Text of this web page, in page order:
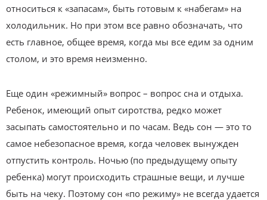
относиться к «запасам», быть готовым к «набегам» на
холодильник. Но при этом все равно обозначать, что
есть главное, общее время, когда мы все едим за одним
столом, и это время неизменно.
Еще один «режимный» вопрос – вопрос сна и отдыха.
Ребенок, имеющий опыт сиротства, редко может
засыпать самостоятельно и по часам. Ведь сон — это то
самое небезопасное время, когда человек вынужден
отпустить контроль. Ночью (по предыдущему опыту
ребенка) могут происходить страшные вещи, и лучше
быть на чеку. Поэтому сон «по режиму» не всегда удается